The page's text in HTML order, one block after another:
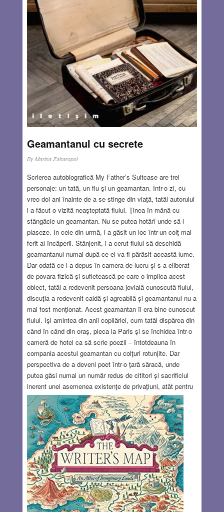
concentrează asupra câtorva urşi din Parcul Naţional şi
Rezervaţia Katmai, o regiune mai izolată și greu accesibilă
din Alaska de sud. Se captează imagini inedite ale urşilor
pescuind somoni în râul Brooks, în perioada cunoscută ca
Fat Bear Week.
Read more…
OCT 20, 2022 12 COMMENTS
Geamantanul cu secrete
By Marina Zaharopol
Scrierea autobiografică My Father’s Suitcase are trei
personaje: un tată, un fiu şi un geamantan. Într-o zi, cu
vreo doi ani înainte de a se stinge din viaţă, tatăl autorului
i-a făcut o vizită neaşteptată fiului. Ţinea în mână cu
stângăcie un geamantan. Nu se putea hotărî unde să-l
plaseze. În cele din urmă, i-a găsit un loc într-un colţ mai
ferit al încăperii. Stânjenit, i-a cerut fiului să deschidă
geamantanul numai după ce el va fi părăsit această lume.
Dar odată ce l-a depus în camera de lucru și s-a eliberat
de povara fizică şi sufletească pe care o implica acest
obiect, tatăl a redevenit persoana jovială cunoscută fiului,
discuţia a redevenit caldă și agreabilă și geamantanul nu a
mai fost menţionat. Acest geamantan îi era bine cunoscut
fiului. Îşi amintea din anii copilăriei, cum tatăl dispărea din
când în când din oraş, pleca la Paris şi se închidea într-o
cameră de hotel ca să scrie poezii – întotdeauna în
compania acestui geamantan cu colţuri rotunjite. Dar
perspectiva de a deveni poet într-o ţară săracă, unde
putea găsi numai un număr redus de cititori și sacrificiul
inerent unei asemenea existenţe de privaţiuni, atât pentru
el cât și pentru familia lui, nu i-a surâs tatălui. Deşi avea
mult talent, el a renunţat la visurile literare, s-a apucat de
afaceri și s-a înconjurat de mulţi prieteni. S-a bucurat de o
viaţă socială bogată, care aparent i-a produs multă
plăcere. S-ar putea afirma că a savurat viaţa din plin. Din
contră, fiul, din momentul când s-a hotărât să devină
scriitor, a optat pentru o viaţă de solitudine dedicată în
întregime muncii laborioase de creaţie literară
Read
more…
OCT 6, 2022 25 COMMENTS